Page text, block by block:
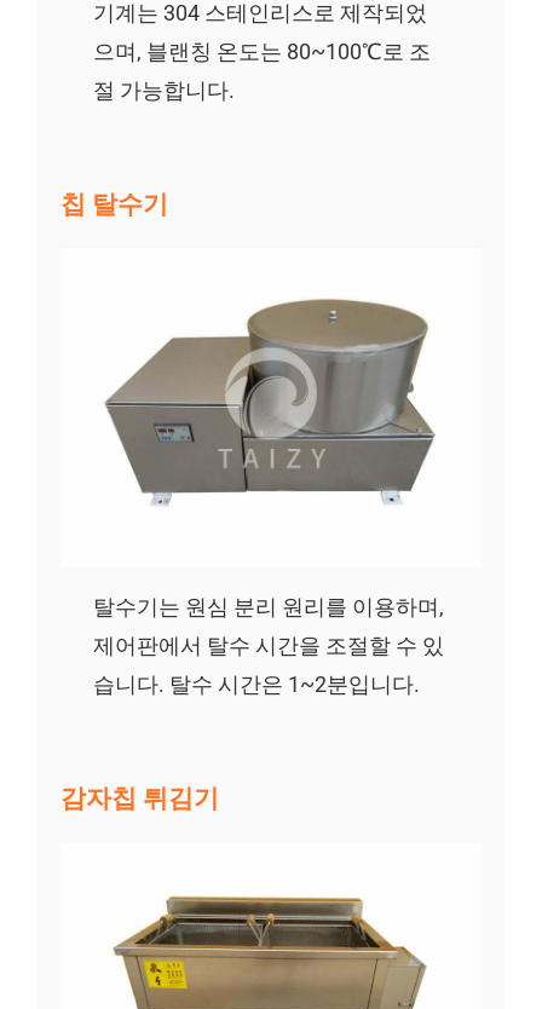
기계는 304 스테인리스로 제작되었
으며, 블랜칭 온도는 80~100℃로 조
절 가능합니다.
칩 탈수기
탈수기는 원심 분리 원리를 이용하며,
제어판에서 탈수 시간을 조절할 수 있
습니다. 탈수 시간은 1~2분입니다.
감자칩 튀김기